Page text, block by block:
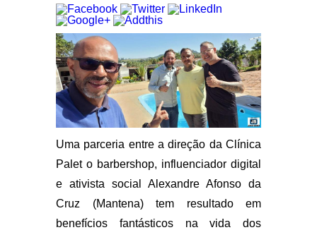
Uma parceria entre a direção da Clínica
Palet o barbershop, influenciador digital
e ativista social Alexandre Afonso da
Cruz (Mantena) tem resultado em
benefícios fantásticos na vida dos